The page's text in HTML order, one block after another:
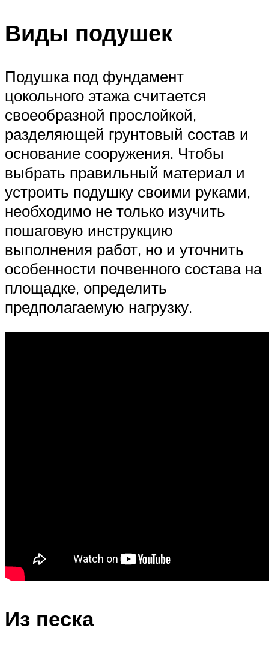
Виды подушек
Подушка под фундамент
цокольного этажа считается
своеобразной прослойкой,
разделяющей грунтовый состав и
основание сооружения. Чтобы
выбрать правильный материал и
устроить подушку своими руками,
необходимо не только изучить
пошаговую инструкцию
выполнения работ, но и уточнить
особенности почвенного состава на
площадке, определить
предполагаемую нагрузку.
Из песка